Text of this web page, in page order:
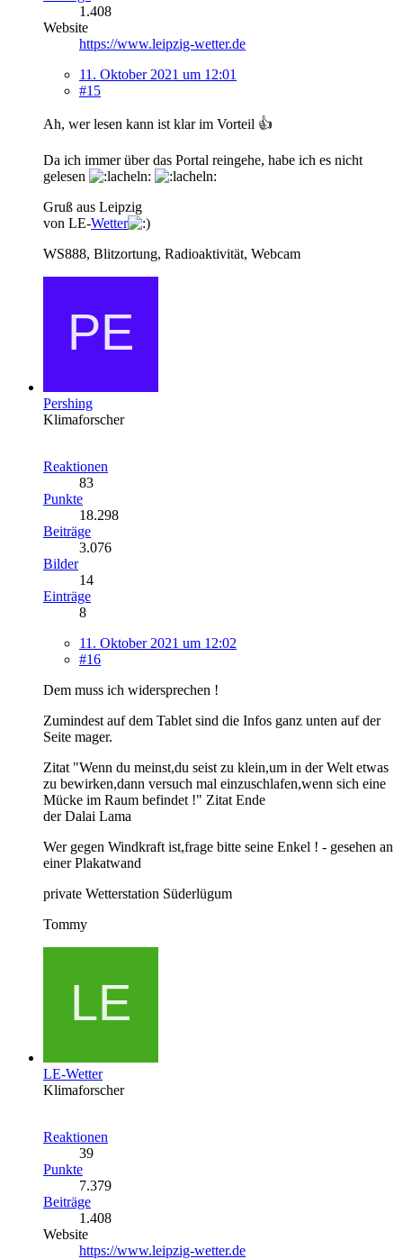
1.408
Website
https://www.leipzig-wetter.de
11. Oktober 2021 um 12:01
#15
Ah, wer lesen kann ist klar im Vorteil 👍
Da ich immer über das Portal reingehe, habe ich es nicht
gelesen
Gruß aus Leipzig
von LE-Wetter
WS888, Blitzortung, Radioaktivität, Webcam
Pershing
Klimaforscher
Reaktionen
83
Punkte
18.298
Beiträge
3.076
Bilder
14
Einträge
8
11. Oktober 2021 um 12:02
#16
Dem muss ich widersprechen !
Zumindest auf dem Tablet sind die Infos ganz unten auf der
Seite mager.
Zitat "Wenn du meinst,du seist zu klein,um in der Welt etwas
zu bewirken,dann versuch mal einzuschlafen,wenn sich eine
Mücke im Raum befindet !" Zitat Ende
der Dalai Lama
Wer gegen Windkraft ist,frage bitte seine Enkel ! - gesehen an
einer Plakatwand
private Wetterstation Süderlügum
Tommy
LE-Wetter
Klimaforscher
Reaktionen
39
Punkte
7.379
Beiträge
1.408
Website
https://www.leipzig-wetter.de